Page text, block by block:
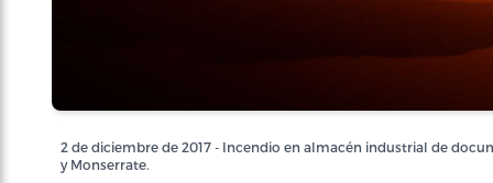
2 de diciembre de 2017 - Incendio en almacén industrial de
y Monserrate.